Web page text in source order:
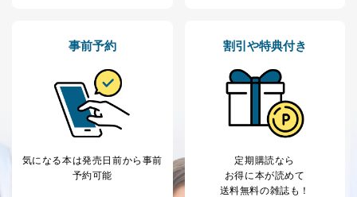
事前予約
気になる本は発売日前から事前
予約可能
割引や特典付き
定期購読なら
お得に本が読めて
送料無料の雑誌も！